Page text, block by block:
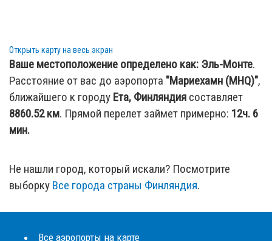
Открыть карту на весь экран
Ваше местоположение определено как: Эль-Монте.
Расстояние от вас до аэропорта "Мариехамн (MHQ)",
ближайшего к городу Ета, Финляндия составляет
8860.52км. Прямой перелет займет примерно: 12ч. 6
мин.
Не нашли город, который искали? Посмотрите
выборку Все города страны Финляндия.
Все аэропорты на карте